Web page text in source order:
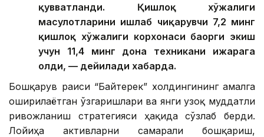
қувватланди. Қишлоқ хўжалиги
маҳсулотларини ишлаб чиқарувчи 7,2 минг
қишлоқ хўжалиги корхонаси баҳорги экиш
учун 11,4 минг дона техникани ижарага
олди, — дейилади хабарда.
Бошқарув раиси “Байтерек” холдингининг амалга
оширилаётган ўзгаришлари ва янги узоқ муддатли
ривожланиш стратегияси ҳақида сўзлаб берди.
Лойиҳа активларни самарали бошқариш,